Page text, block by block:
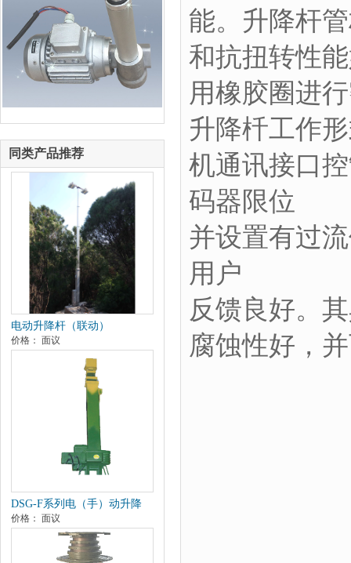
同类产品推荐
电动升降杆（联动）
价格： 面议
DSG-F系列电（手）动升降
杆
价格： 面议
能。升降杆
和抗扭转性
用橡胶圈进
升降杄工作
机通讯接口
码器限位
并设置有过
用户
反馈良好。
腐蚀性好，